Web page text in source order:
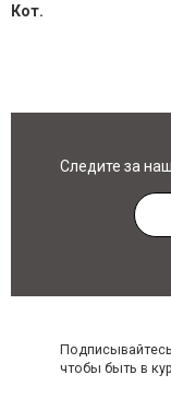
Кот.
Следите за
чтобы быть в